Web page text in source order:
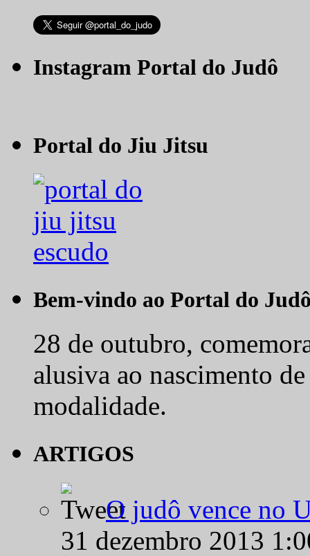
Instagram Portal do Judô
Portal do Jiu Jitsu
Bem-vindo ao Portal do
28 de outubro,
alusiva ao nascimento
modalidade.
ARTIGOS
O judô vence no
31 dezembro 2013